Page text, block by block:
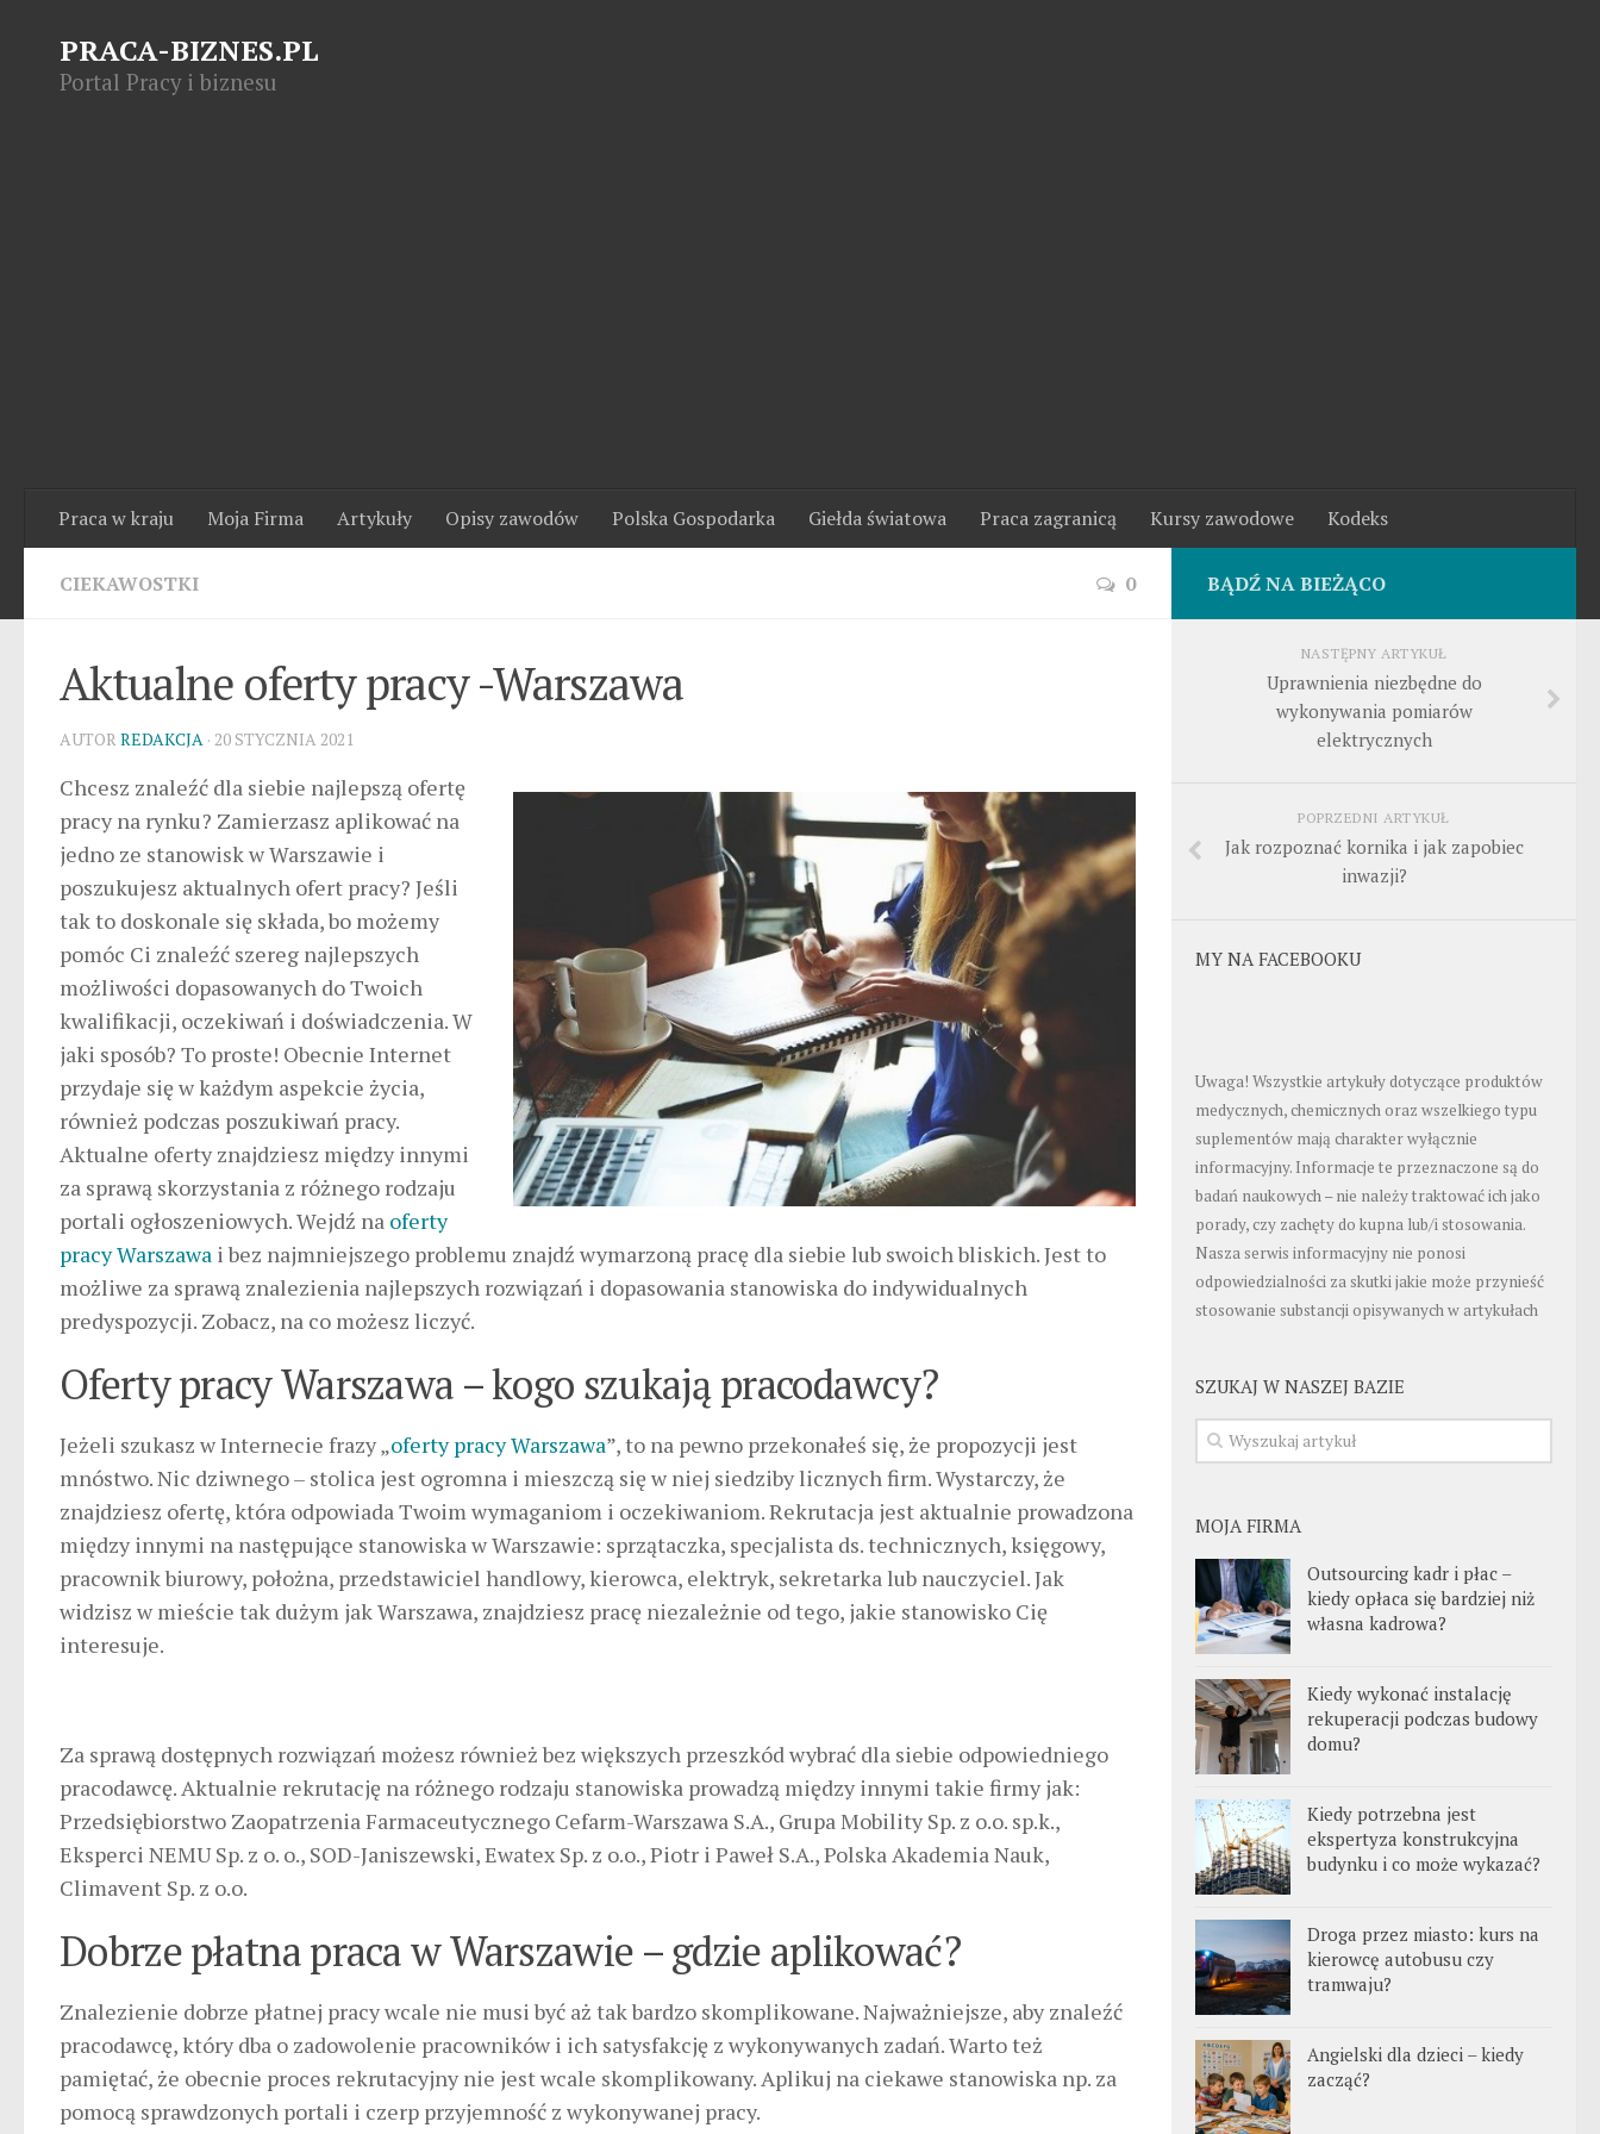
PRACA-BIZNES.PL
Portal Pracy i biznesu
Praca w kraju Moja Firma Artykuły Opisy zawodów Polska Gospodarka Giełda światowa Praca zagranicą Kursy zawodowe Kodeks
CIEKAWOSTKI 0
Aktualne oferty pracy -Warszawa
AUTOR REDAKCJA · 20 STYCZNIA 2021
Chcesz znaleźć dla siebie najlepszą ofertę
pracy na rynku? Zamierzasz aplikować na
jedno ze stanowisk w Warszawie i
poszukujesz aktualnych ofert pracy? Jeśli
tak to doskonale się składa, bo możemy
pomóc Ci znaleźć szereg najlepszych
możliwości dopasowanych do Twoich
kwalifikacji, oczekiwań i doświadczenia. W
jaki sposób? To proste! Obecnie Internet
przydaje się w każdym aspekcie życia,
również podczas poszukiwań pracy.
Aktualne oferty znajdziesz między innymi
za sprawą skorzystania z różnego rodzaju
portali ogłoszeniowych. Wejdź na oferty
pracy Warszawa i bez najmniejszego problemu znajdź wymarzoną pracę dla siebie lub swoich bliskich. Jest to
możliwe za sprawą znalezienia najlepszych rozwiązań i dopasowania stanowiska do indywidualnych
predyspozycji. Zobacz, na co możesz liczyć.
Oferty pracy Warszawa – kogo szukają pracodawcy?
Jeżeli szukasz w Internecie frazy „oferty pracy Warszawa”, to na pewno przekonałeś się, że propozycji jest
mnóstwo. Nic dziwnego – stolica jest ogromna i mieszczą się w niej siedziby licznych firm. Wystarczy, że
znajdziesz ofertę, która odpowiada Twoim wymaganiom i oczekiwaniom. Rekrutacja jest aktualnie prowadzona
między innymi na następujące stanowiska w Warszawie: sprzątaczka, specjalista ds. technicznych, księgowy,
pracownik biurowy, położna, przedstawiciel handlowy, kierowca, elektryk, sekretarka lub nauczyciel. Jak
widzisz w mieście tak dużym jak Warszawa, znajdziesz pracę niezależnie od tego, jakie stanowisko Cię
interesuje.
Za sprawą dostępnych rozwiązań możesz również bez większych przeszkód wybrać dla siebie odpowiedniego
pracodawcę. Aktualnie rekrutację na różnego rodzaju stanowiska prowadzą między innymi takie firmy jak:
Przedsiębiorstwo Zaopatrzenia Farmaceutycznego Cefarm-Warszawa S.A., Grupa Mobility Sp. z o.o. sp.k.,
Eksperci NEMU Sp. z o. o., SOD-Janiszewski, Ewatex Sp. z o.o., Piotr i Paweł S.A., Polska Akademia Nauk,
Climavent Sp. z o.o.
Dobrze płatna praca w Warszawie – gdzie aplikować?
Znalezienie dobrze płatnej pracy wcale nie musi być aż tak bardzo skomplikowane. Najważniejsze, aby znaleźć
pracodawcę, który dba o zadowolenie pracowników i ich satysfakcję z wykonywanych zadań. Warto też
pamiętać, że obecnie proces rekrutacyjny nie jest wcale skomplikowany. Aplikuj na ciekawe stanowiska np. za
pomocą sprawdzonych portali i czerp przyjemność z wykonywanej pracy.
BĄDŹ NA BIEŻĄCO
NASTĘPNY ARTYKUŁ
Uprawnienia niezbędne do
wykonywania pomiarów
elektrycznych
POPRZEDNI ARTYKUŁ
Jak rozpoznać kornika i jak zapobiec
inwazji?
MY NA FACEBOOKU
Uwaga! Wszystkie artykuły dotyczące produktów
medycznych, chemicznych oraz wszelkiego typu
suplementów mają charakter wyłącznie
informacyjny. Informacje te przeznaczone są do
badań naukowych – nie należy traktować ich jako
porady, czy zachęty do kupna lub/i stosowania.
Nasza serwis informacyjny nie ponosi
odpowiedzialności za skutki jakie może przynieść
stosowanie substancji opisywanych w artykułach
SZUKAJ W NASZEJ BAZIE
MOJA FIRMA
Outsourcing kadr i płac –
kiedy opłaca się bardziej niż
własna kadrowa?
Kiedy wykonać instalację
rekuperacji podczas budowy
domu?
Kiedy potrzebna jest
ekspertyza konstrukcyjna
budynku i co może wykazać?
Droga przez miasto: kurs na
kierowcę autobusu czy
tramwaju?
Angielski dla dzieci – kiedy
zacząć?